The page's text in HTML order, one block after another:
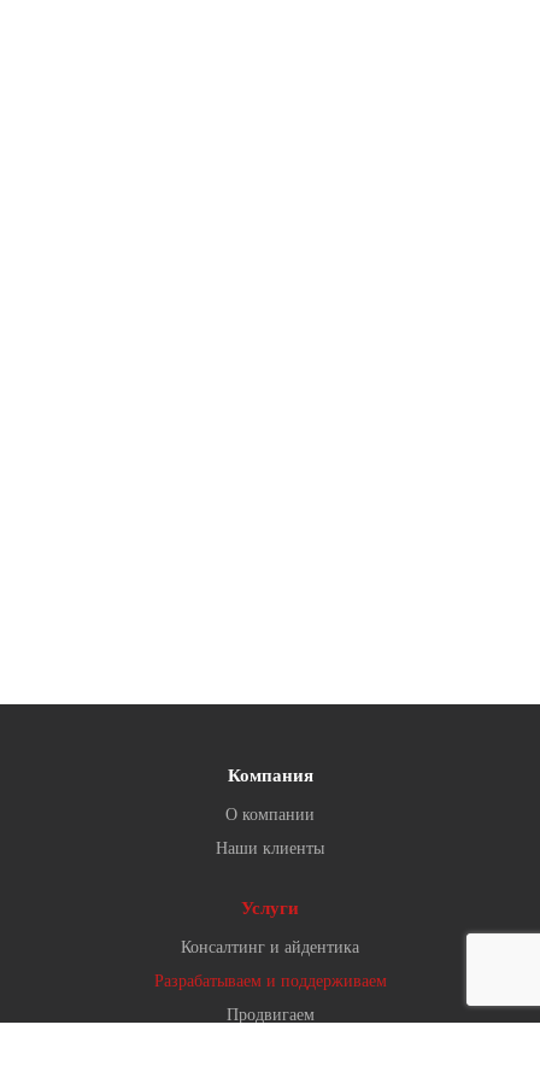
Компания
О компании
Наши клиенты
Услуги
Консалтинг и айдентика
Разрабатываем и поддерживаем
Продвигаем